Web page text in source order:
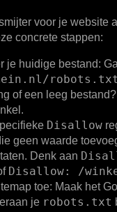
voor je website
concrete stappen:
je huidige bestand:
robots.txt
of een leeg
Disallow
geen waarde
Denk aan
Disallow: /
toe: Maak het
je robots.txt